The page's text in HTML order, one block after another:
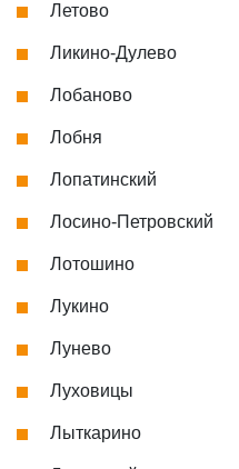
Летово
Ликино-Дулево
Лобаново
Лобня
Лопатинский
Лосино-Петровский
Лотошино
Лукино
Лунево
Луховицы
Лыткарино